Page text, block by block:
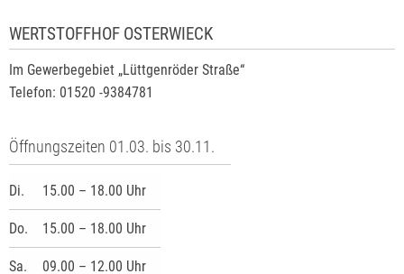
WERTSTOFFHOF OSTERWIECK
Im Gewerbegebiet „Lüttgenröder Straße“
Telefon: 01520 -9384781
Öffnungszeiten 01.03. bis 30.11.
Di. 15.00 – 18.00 Uhr
Do. 15.00 – 18.00 Uhr
Sa. 09.00 – 12.00 Uhr